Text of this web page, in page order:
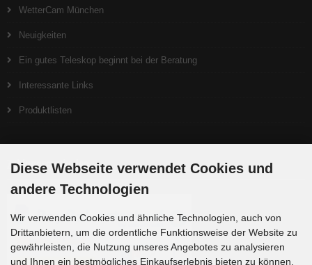
WetterCam München
Neuigkeiten
Ein gutes Teleskop beginnt bei der Beratung
Interessante Links
Produktlisten
Zahlungsmethoden
Diese Webseite verwendet Cookies und
andere Technologien
Wir verwenden Cookies und ähnliche Technologien, auch von
Drittanbietern, um die ordentliche Funktionsweise der Website zu
gewährleisten, die Nutzung unseres Angebotes zu analysieren
und Ihnen ein bestmögliches Einkaufserlebnis bieten zu können.